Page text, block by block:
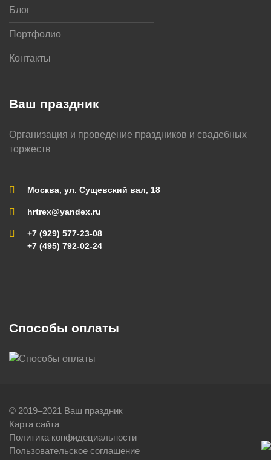
Ваш праздник
Организация и проведение праздников и свадебных
торжеств
Москва, ул. Сущевский вал, 18
hrtrex@yandex.ru
+7 (929) 577-23-08
+7 (495) 792-02-24
Блог
Портфолио
Контакты
Способы оплаты
© 2019–2021 Ваш праздник
Карта сайта
Политика конфидециальности
Пользовательское соглашение